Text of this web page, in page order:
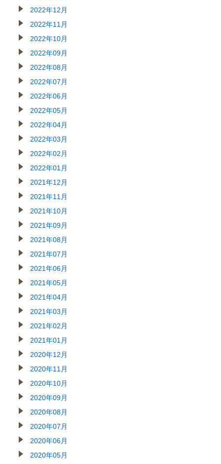
2022年12月
2022年11月
2022年10月
2022年09月
2022年08月
2022年07月
2022年06月
2022年05月
2022年04月
2022年03月
2022年02月
2022年01月
2021年12月
2021年11月
2021年10月
2021年09月
2021年08月
2021年07月
2021年06月
2021年05月
2021年04月
2021年03月
2021年02月
2021年01月
2020年12月
2020年11月
2020年10月
2020年09月
2020年08月
2020年07月
2020年06月
2020年05月